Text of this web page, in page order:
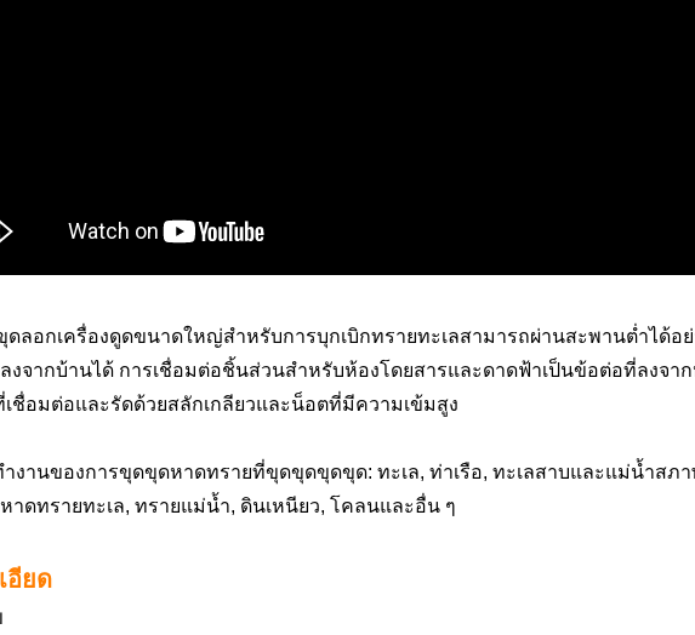
ลอกเครื่องดูดขนาดใหญ่สำหรับการบุกเบิกทรายทะเลสามารถผ่านสะพานต่ำได้อ
งจากบ้านได้ การเชื่อมต่อชิ้นส่วนสำหรับห้องโดยสารและดาดฟ้าเป็นข้อต่อที่ลงจา
ชื่อมต่อและรัดด้วยสลักเกลียวและน็อตที่มีความเข้มสูง
งานของการขุดขุดหาดทรายที่ขุดขุดขุดขุด: ทะเล, ท่าเรือ, ทะเลสาบและแม่น้ำสภ
าดทรายทะเล, ทรายแม่น้ำ, ดินเหนียว, โคลนและอื่น ๆ
อียด